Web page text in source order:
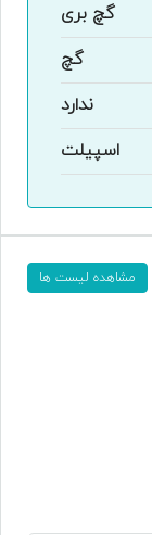
گچ بری
گچ
ندارد
اسپیلت
مشاهده لیست ها